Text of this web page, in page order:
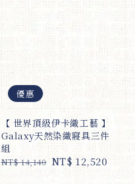
優惠
【 世界頂級伊卡織工藝 】
Galaxy天然染織寢具三件
組
Regular
NT$ 14,140 Sale
price
NT$ 12,520